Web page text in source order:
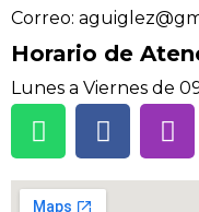
Correo:
Horario de
Lunes a Viernes de